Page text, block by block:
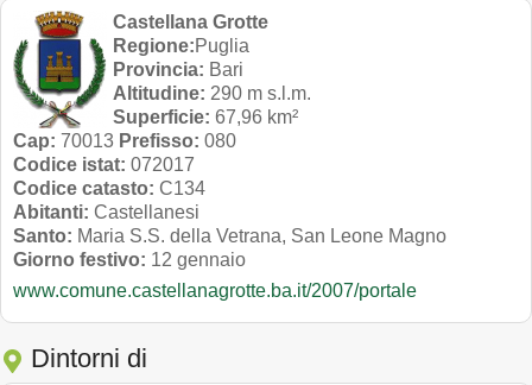
Castellana Grotte
Regione:Puglia
Provincia: Bari
Altitudine: 290 m s.l.m.
Superficie: 67,96 km²
Cap: 70013 Prefisso: 080
Codice istat: 072017
Codice catasto: C134
Abitanti: Castellanesi
Santo: Maria S.S. della Vetrana, San Leone Magno
Giorno festivo: 12 gennaio
www.comune.castellanagrotte.ba.it/2007/portale
Dintorni di